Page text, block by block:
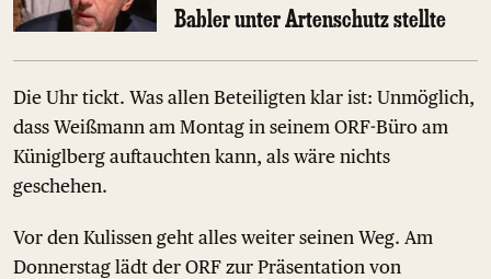
Babler unter Artenschutz stellte
Die Uhr tickt. Was allen Beteiligten klar ist: Unmöglich,
dass Weißmann am Montag in seinem ORF-Büro am
Küniglberg auftauchten kann, als wäre nichts
geschehen.
Vor den Kulissen geht alles weiter seinen Weg. Am
Donnerstag lädt der ORF zur Präsentation von